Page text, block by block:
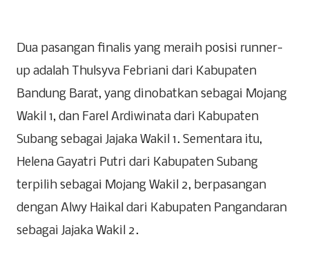
Dua pasangan finalis yang meraih posisi runner-
up adalah Thulsyva Febriani dari Kabupaten
Bandung Barat, yang dinobatkan sebagai Mojang
Wakil 1, dan Farel Ardiwinata dari Kabupaten
Subang sebagai Jajaka Wakil 1. Sementara itu,
Helena Gayatri Putri dari Kabupaten Subang
terpilih sebagai Mojang Wakil 2, berpasangan
dengan Alwy Haikal dari Kabupaten Pangandaran
sebagai Jajaka Wakil 2.